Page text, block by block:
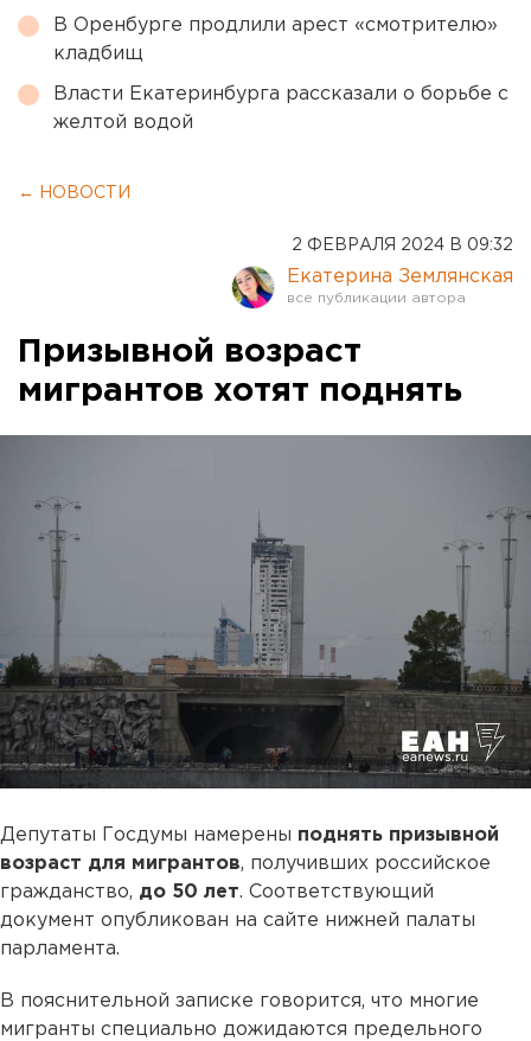
В Оренбурге продлили арест «смотрителю»
кладбищ
Власти Екатеринбурга рассказали о борьбе с
желтой водой
← НОВОСТИ
2 ФЕВРАЛЯ 2024 В 09:32
Екатерина Землянская
Призывной возраст
мигрантов хотят поднять
Депутаты Госдумы намерены поднять призывной
возраст для мигрантов, получивших российское
гражданство, до 50 лет. Соответствующий
документ опубликован на сайте нижней палаты
парламента.
В пояснительной записке говорится, что многие
мигранты специально дожидаются предельного